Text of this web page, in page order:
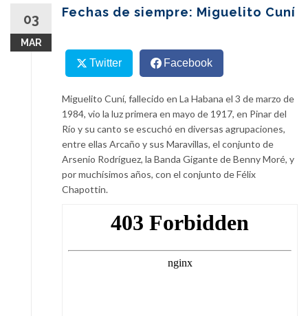
03
MAR
Fechas de siempre: Miguelito Cuní
Twitter Facebook
Miguelito Cuní, fallecido en La Habana el 3 de marzo de
1984, vio la luz primera en mayo de 1917, en Pinar del
Río y su canto se escuchó en diversas agrupaciones,
entre ellas Arcaño y sus Maravillas, el conjunto de
Arsenio Rodríguez, la Banda Gigante de Benny Moré, y
por muchísimos años, con el conjunto de Félix
Chapottin.